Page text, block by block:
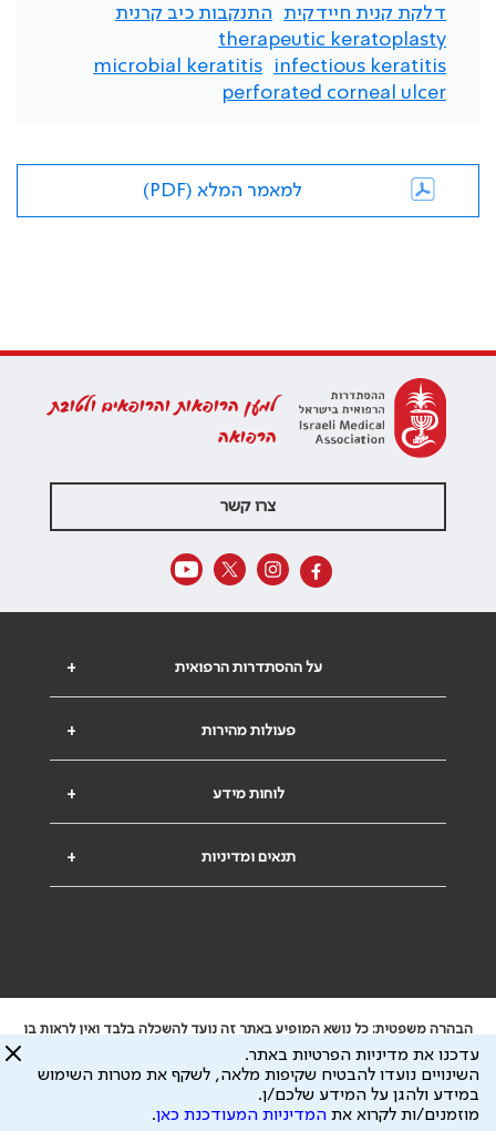
דלקת קנית חיידקית
התנקבות כיב קרנית
therapeutic keratoplasty
infectious keratitis
microbial keratitis
perforated corneal ulcer
למאמר המלא (PDF)
למען הרופאות והרופאים ולטובת
הרפואה
צרו קשר
+ על ההסתדרות הרפואית
+ פעולות מהירות
+ לוחות מידע
+ תנאים ומדיניות
הבהרה משפטית: כל נושא המופיע באתר זה נועד להשכלה בלבד ואין לראות בו
ייעוץ רפואי או משפטי. אין הר"י אחראית לתוכן המתפרסם באתר זה ולכל נזק
שעלול להיגרם.
ידוע לי שהר"י אוספת ושומרת מידע אישי לצורך מתן השרות וכי חלק ממנו עשוי
להיות מועבר לצדדים שלישיים, הכל בכפוף למדיניות הפרטיות
עדכנו את מדיניות הפרטיות באתר.
השינויים נועדו להבטיח שקיפות מלאה, לשקף את מטרות השימוש
במידע ולהגן על המידע שלכם/ן.
מוזמנים/ות לקרוא את המדיניות המעודכנת כאן.